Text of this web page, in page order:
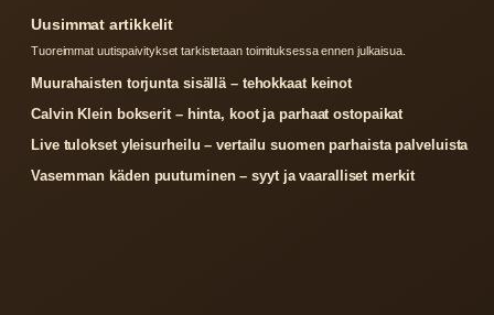
Uusimmat artikkelit
Tuoreimmat uutispaivitykset tarkistetaan toimituksessa ennen julkaisua.
Muurahaisten torjunta sisällä – tehokkaat keinot
Calvin Klein bokserit – hinta, koot ja parhaat ostopaikat
Live tulokset yleisurheilu – vertailu suomen parhaista palveluista
Vasemman käden puutuminen – syyt ja vaaralliset merkit